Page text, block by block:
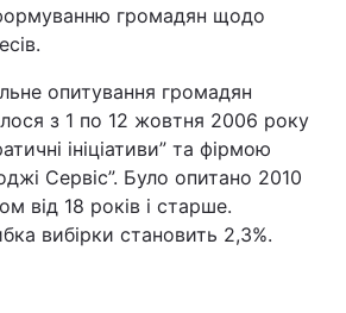
громадян щодо
опитування громадян
з 1 по 12 жовтня 2006 року
ініціативи” та фірмою
Сервіс”. Було опитано 2010
від 18 років і старше.
вибірки становить 2,3%.